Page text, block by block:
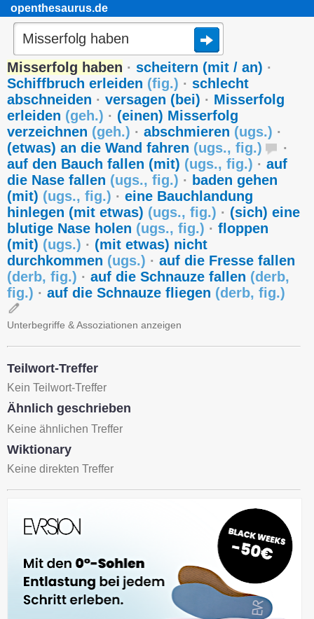
openthesaurus.de
Misserfolg haben · scheitern (mit / an) ·
Schiffbruch erleiden (fig.) · schlecht
abschneiden · versagen (bei) · Misserfolg
erleiden (geh.) · (einen) Misserfolg
verzeichnen (geh.) · abschmieren (ugs.) ·
(etwas) an die Wand fahren (ugs., fig.)
·
auf den Bauch fallen (mit) (ugs., fig.) · auf
die Nase fallen (ugs., fig.) · baden gehen
(mit) (ugs., fig.) · eine Bauchlandung
hinlegen (mit etwas) (ugs., fig.) · (sich) eine
blutige Nase holen (ugs., fig.) · floppen
(mit) (ugs.) · (mit etwas) nicht
durchkommen (ugs.) · auf die Fresse fallen
(derb, fig.) · auf die Schnauze fallen (derb,
fig.) · auf die Schnauze fliegen (derb, fig.)
Unterbegriffe & Assoziationen anzeigen
Teilwort-Treffer
Kein Teilwort-Treffer
Ähnlich geschrieben
Keine ähnlichen Treffer
Wiktionary
Keine direkten Treffer